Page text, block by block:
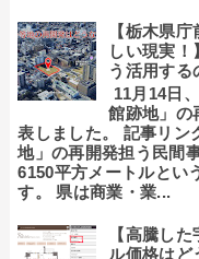
【栃木県
しい現実
う活用する
11月14日
館跡地」の
表しました。 記事リ
地」の再開発担う民間
6150平方メートルとい
す。 県は商業・業...
【高騰し
ル価格はど